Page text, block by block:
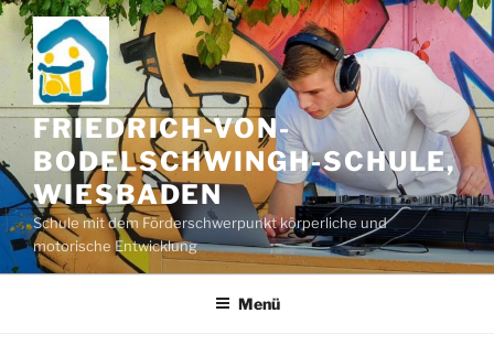
Zum
Inhalt
springen
FRIEDRICH-VON-
BODELSCHWINGH-SCHULE,
WIESBADEN
Schule mit dem Förderschwerpunkt körperliche und
motorische Entwicklung
Menü